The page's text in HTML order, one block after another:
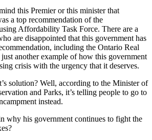
this Premier or this minister that
a top recommendation of the
Affordability Task Force. There are a
are disappointed that this government has
including the Ontario Real
just another example of how this government
crisis with the urgency that it deserves.
solution? Well, according to the Minister of
and Parks, it’s telling people to go to
instead.
why his government continues to fight the